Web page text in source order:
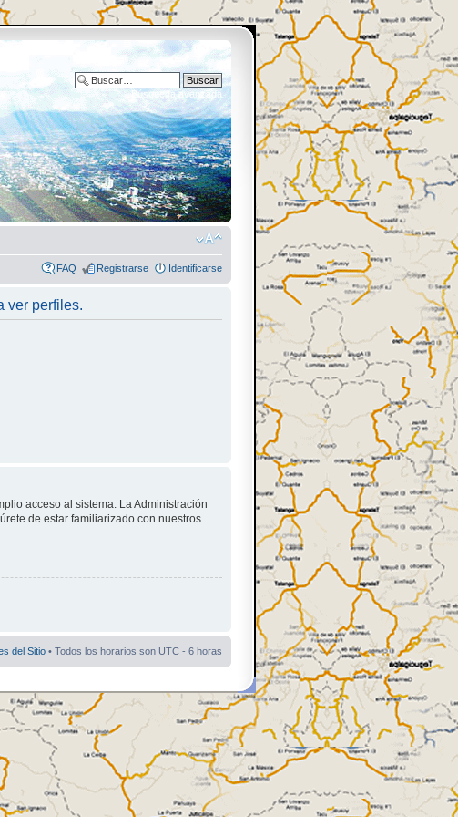
Búsqueda avanzada
FAQ Registrarse Identificarse
ver perfiles.
acceso al sistema. La Administración
de estar familiarizado con nuestros
del Sitio • Todos los horarios son UTC - 6 horas